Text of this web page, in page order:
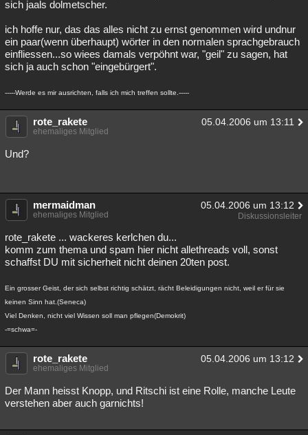
sich jaals dolmetscher.
ich hoffe nur, das das alles nicht zu ernst genommen wird undnur
ein paar(wenn überhaupt) wörter in den normalen sprachgebrauch
einfliessen...so wiees damals verpöhnt war, "geil" zu sagen, hat
sich ja auch schon "eingebürgert".
-----Werde es mir ausrichten, falls ich mich treffen sollte.-----
rote_rakete 05.04.2006 um 13:11
ehemaliges Mitglied
Und?
mermaidman 05.04.2006 um 13:12
ehemaliges Mitglied Diskussionsleiter
rote_rakete ... wackeres kerlchen du...
komm zum thema und spam hier nicht allethreads voll, sonst
schaffst DU mit sicherheit nicht deinen 20ten post.
Ein grosser Geist, der sich selbst richtig schätzt, rächt Beleidigungen nicht, weil er für sie
keinen Sinn hat.(Seneca)
Viel Denken, nicht viel Wissen soll man pflegen(Demokrit)
-=schwa=-
rote_rakete 05.04.2006 um 13:12
ehemaliges Mitglied
Der Mann heisst Knopp, und Ritschi ist eine Rolle, manche Leute
verstehen aber auch garnichts!